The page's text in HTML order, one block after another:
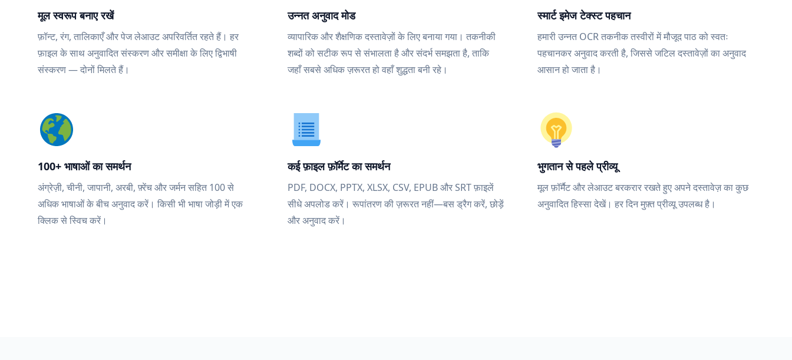
मूल स्वरूप बनाए रखें
फ़ॉन्ट, रंग, तालिकाएँ और पेज लेआउट अपरिवर्तित रहते हैं। हर
फ़ाइल के साथ अनुवादित संस्करण और समीक्षा के लिए द्विभाषी
संस्करण — दोनों मिलते हैं।
उन्नत अनुवाद मोड
व्यापारिक और शैक्षणिक दस्तावेज़ों के लिए बनाया गया। तकनीकी
शब्दों को सटीक रूप से संभालता है और संदर्भ समझता है, ताकि
जहाँ सबसे अधिक ज़रूरत हो वहाँ शुद्धता बनी रहे।
स्मार्ट इमेज टेक्स्ट पहचान
हमारी उन्नत OCR तकनीक तस्वीरों में मौजूद पाठ को स्वतः
पहचानकर अनुवाद करती है, जिससे जटिल दस्तावेज़ों का अनुवाद
आसान हो जाता है।
100+ भाषाओं का समर्थन
अंग्रेज़ी, चीनी, जापानी, अरबी, फ़्रेंच और जर्मन सहित 100 से
अधिक भाषाओं के बीच अनुवाद करें। किसी भी भाषा जोड़ी में एक
क्लिक से स्विच करें।
कई फ़ाइल फ़ॉर्मेट का समर्थन
PDF, DOCX, PPTX, XLSX, CSV, EPUB और SRT फ़ाइलें
सीधे अपलोड करें। रूपांतरण की ज़रूरत नहीं—बस ड्रैग करें, छोड़ें
और अनुवाद करें।
भुगतान से पहले प्रीव्यू
मूल फ़ॉर्मैट और लेआउट बरकरार रखते हुए अपने दस्तावेज़ का कुछ
अनुवादित हिस्सा देखें। हर दिन मुफ़्त प्रीव्यू उपलब्ध है।